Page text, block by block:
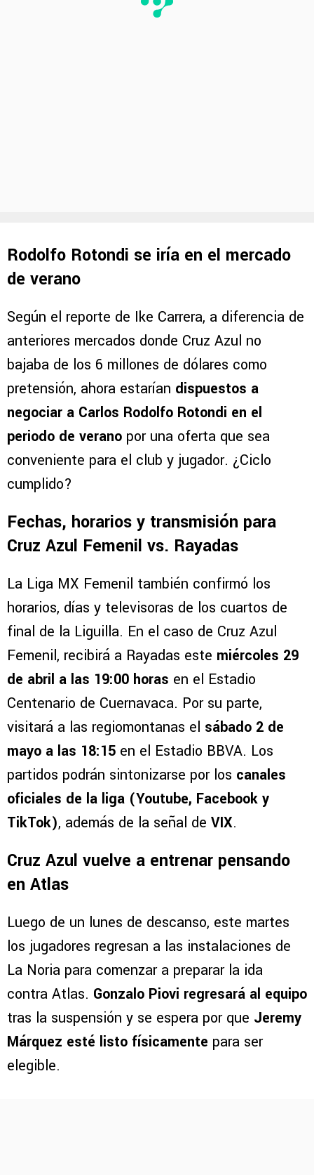
Rodolfo Rotondi se iría en el mercado
de verano
Según el reporte de Ike Carrera, a diferencia de
anteriores mercados donde Cruz Azul no
bajaba de los 6 millones de dólares como
pretensión, ahora estarían dispuestos a
negociar a Carlos Rodolfo Rotondi en el
periodo de verano por una oferta que sea
conveniente para el club y jugador. ¿Ciclo
cumplido?
Fechas, horarios y transmisión para
Cruz Azul Femenil vs. Rayadas
La Liga MX Femenil también confirmó los
horarios, días y televisoras de los cuartos de
final de la Liguilla. En el caso de Cruz Azul
Femenil, recibirá a Rayadas este miércoles 29
de abril a las 19:00 horas en el Estadio
Centenario de Cuernavaca. Por su parte,
visitará a las regiomontanas el sábado 2 de
mayo a las 18:15 en el Estadio BBVA. Los
partidos podrán sintonizarse por los canales
oficiales de la liga (Youtube, Facebook y
TikTok), además de la señal de VIX.
Cruz Azul vuelve a entrenar pensando
en Atlas
Luego de un lunes de descanso, este martes
los jugadores regresan a las instalaciones de
La Noria para comenzar a preparar la ida
contra Atlas. Gonzalo Piovi regresará al equipo
tras la suspensión y se espera por que Jeremy
Márquez esté listo físicamente para ser
elegible.